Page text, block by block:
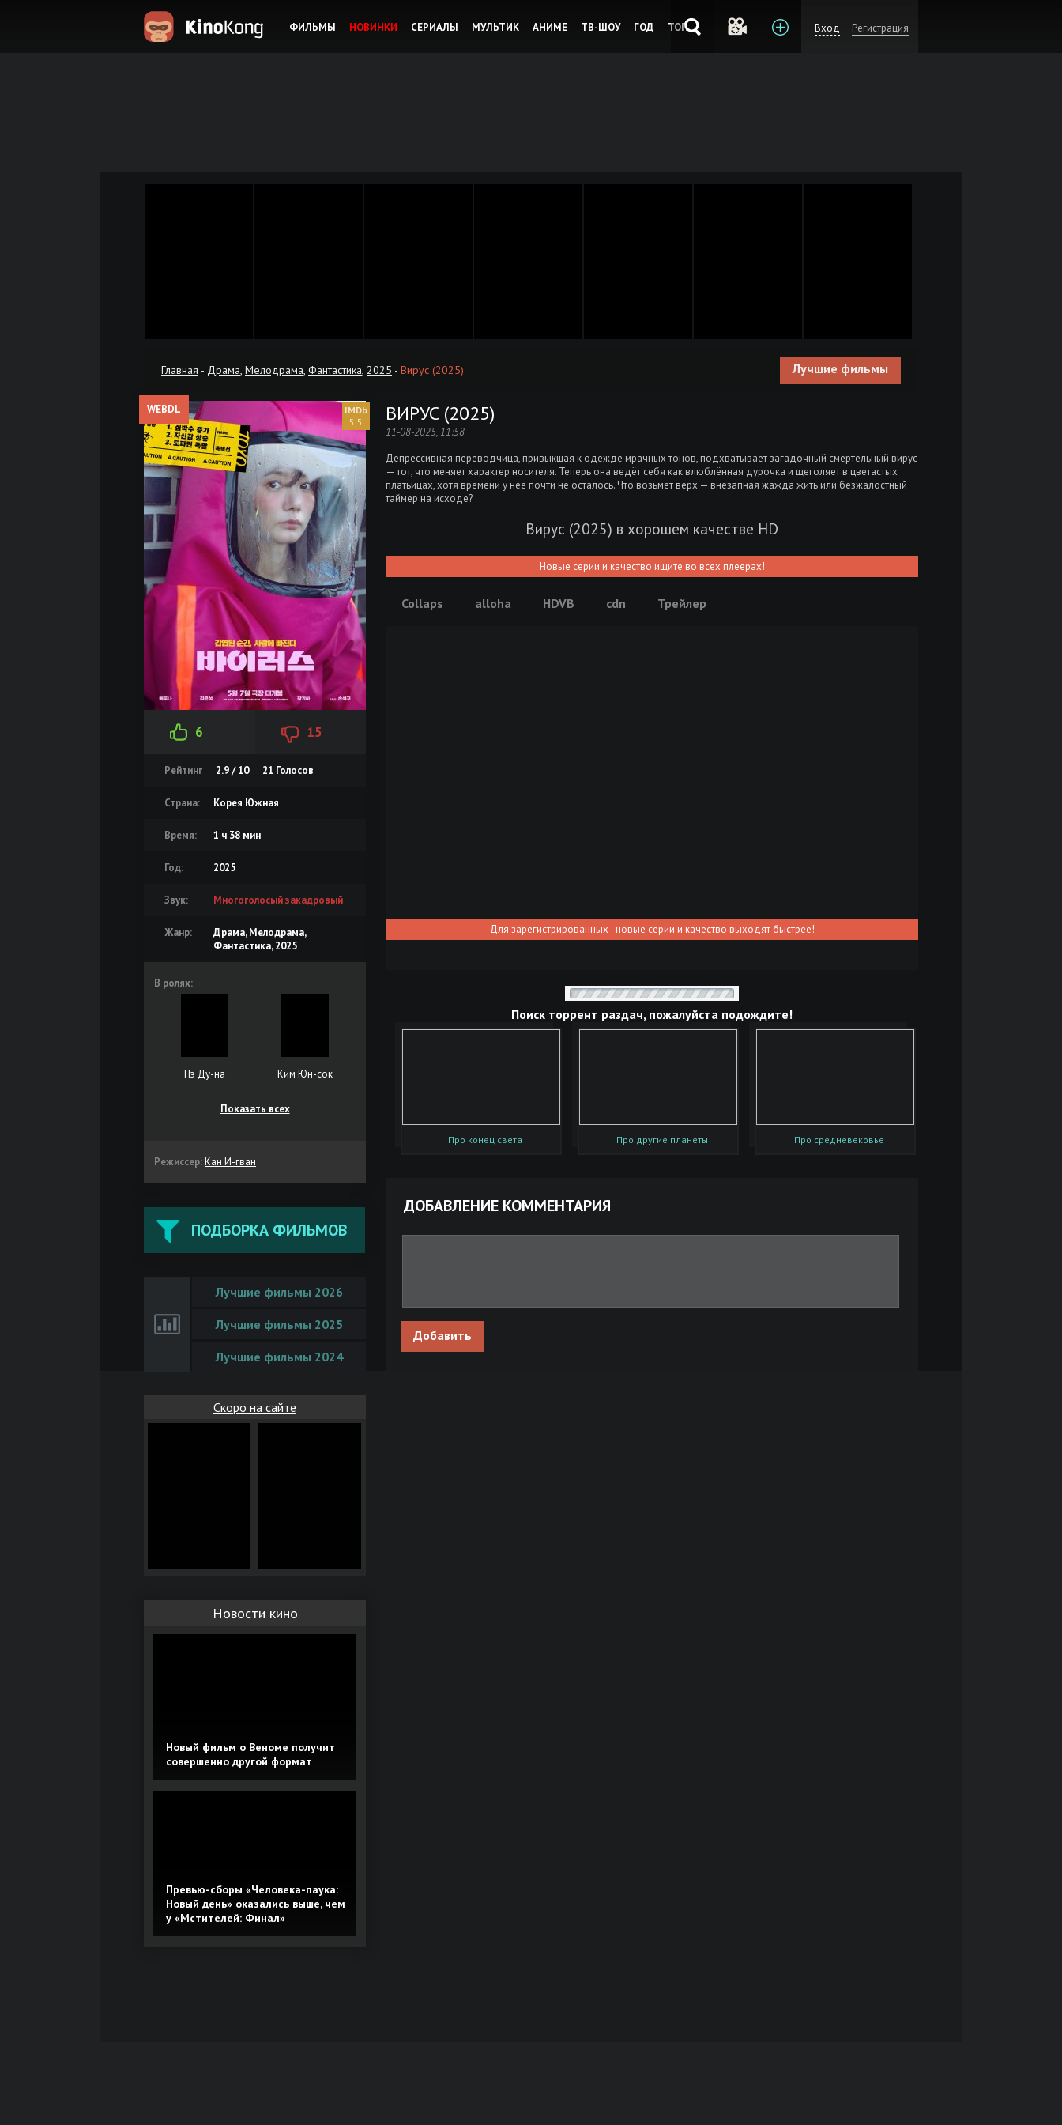
ФИЛЬМЫ НОВИНКИ СЕРИАЛЫ МУЛЬТИК АНИМЕ ТВ-ШОУ ГОД ТОП Вход Регистрация
Главная - Драма, Мелодрама, Фантастика, 2025 - Вирус (2025) Лучшие фильмы
WEBDL
5.5
6 15
Рейтинг 2.9 / 10 21 Голосов
Страна: Корея Южная
Время: 1 ч 38 мин
Год: 2025
Звук: Многоголосый закадровый
Жанр:
Драма, Мелодрама,
Фантастика, 2025
В ролях:
Пэ Ду-на Ким Юн-сок
Показать всех
Режиссер:Кан И-гван
ПОДБОРКА ФИЛЬМОВ
Лучшие фильмы 2026
Лучшие фильмы 2025
Лучшие фильмы 2024
Скоро на сайте
Новости кино
Новый фильм о Веноме получит
совершенно другой формат
Превью-сборы «Человека-паука:
Новый день» оказались выше, чем
у «Мстителей: Финал»
ВИРУС (2025)
11-08-2025, 11:58
Депрессивная переводчица, привыкшая к одежде мрачных тонов, подхватывает загадочный смертельный вирус
— тот, что меняет характер носителя. Теперь она ведёт себя как влюблённая дурочка и щеголяет в цветастых
платьицах, хотя времени у неё почти не осталось. Что возьмёт верх — внезапная жажда жить или безжалостный
таймер на исходе?
Вирус (2025) в хорошем качестве HD
Новые серии и качество ищите во всех плеерах!
Collaps alloha HDVB cdn Трейлер
Для зарегистрированных - новые серии и качество выходят быстрее!
Поиск торрент раздач, пожалуйста подождите!
Про конец света Про другие планеты Про средневековье
ДОБАВЛЕНИЕ КОММЕНТАРИЯ
Добавить